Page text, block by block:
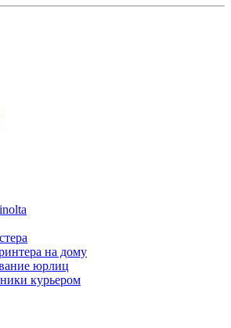
на дому
юрлиц
курьером